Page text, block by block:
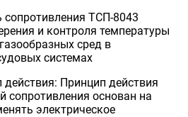
сопротивления ТСП-8043
и контроля температуры
сред в
системах
действия: Принцип действия
сопротивления основан на
электрическое